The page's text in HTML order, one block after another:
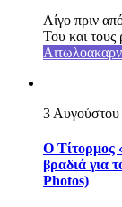
Λίγο πριν
Του και τους
3
Ο Τίτορμος
βραδιά για
Photos)